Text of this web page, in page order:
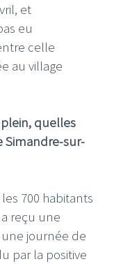
et
eu
celle
au village
quelles
Simandre-sur-
700 habitants
reçu une
journée de
par la positive